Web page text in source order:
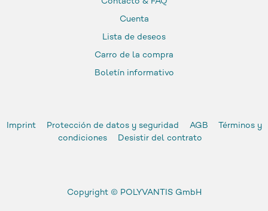
Cuenta
Lista de deseos
Carro de la compra
Boletín informativo
Imprint Protección de datos y seguridad AGB
Términos y
condiciones
Desistir del contrato
Copyright © POLYVANTIS GmbH